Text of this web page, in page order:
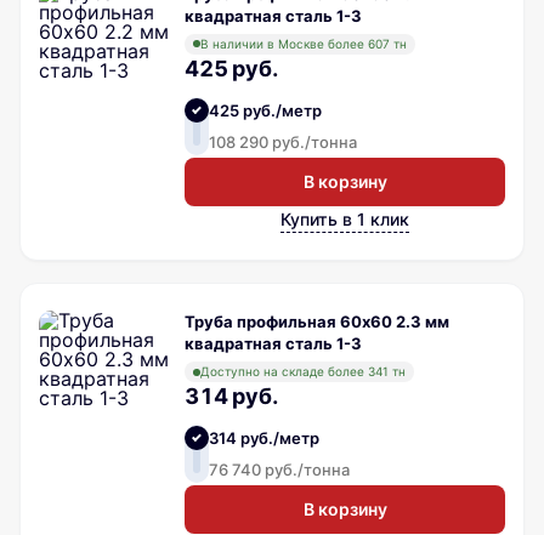
квадратная сталь 1-3
В наличии в Москве более 607 тн
425 руб.
425 руб./метр
108 290 руб./тонна
В корзину
Купить в 1 клик
Труба профильная 60х60 2.3 мм
квадратная сталь 1-3
Доступно на складе более 341 тн
314 руб.
314 руб./метр
76 740 руб./тонна
В корзину